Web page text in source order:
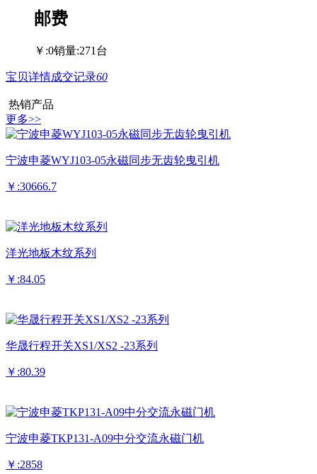
邮费
￥:0销量:271台
宝贝详情成交记录60
热销产品
更多>>
宁波申菱WYJ103-05永磁同步无齿轮曳引机
￥:30666.7
洋光地板木纹系列
￥:84.05
华晟行程开关XS1/XS2 -23系列
￥:80.39
宁波申菱TKP131-A09中分交流永磁门机
￥:2858